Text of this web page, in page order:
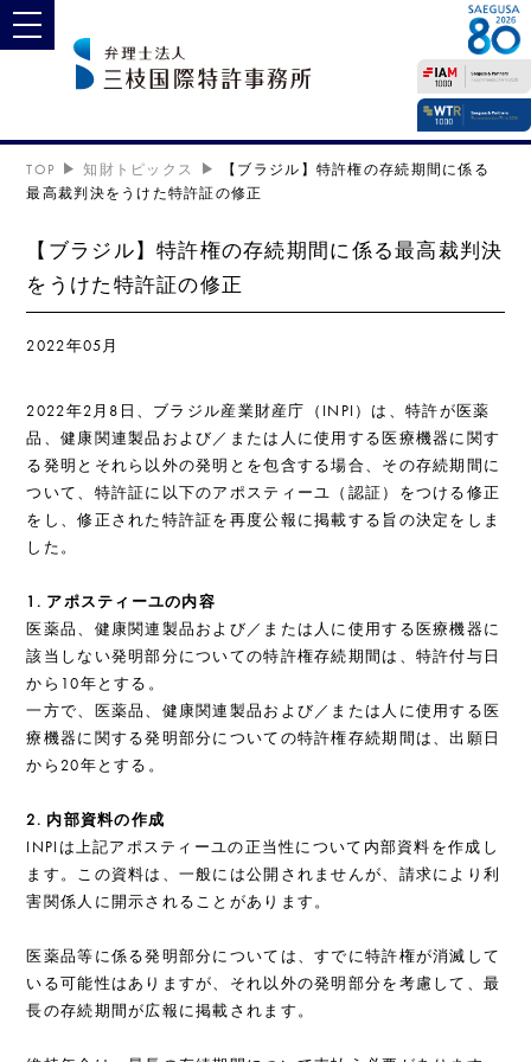
toggle navigation
TOP 知財トピックス
【ブラジル】特許権の存続期間に係る
最高裁判決をうけた特許証の修正
【ブラジル】特許権の存続期間に係る最高裁判決
をうけた特許証の修正
2022年05月
2022年2月8日、ブラジル産業財産庁（INPI）は、特許が医薬
品、健康関連製品および／または人に使用する医療機器に関す
る発明とそれら以外の発明とを包含する場合、その存続期間に
ついて、特許証に以下のアポスティーユ（認証）をつける修正
をし、修正された特許証を再度公報に掲載する旨の決定をしま
した。
1. アポスティーユの内容
医薬品、健康関連製品および／または人に使用する医療機器に
該当しない発明部分についての特許権存続期間は、特許付与日
から10年とする。
一方で、医薬品、健康関連製品および／または人に使用する医
療機器に関する発明部分についての特許権存続期間は、出願日
から20年とする。
2. 内部資料の作成
INPIは上記アポスティーユの正当性について内部資料を作成し
ます。この資料は、一般には公開されませんが、請求により利
害関係人に開示されることがあります。
医薬品等に係る発明部分については、すでに特許権が消滅して
いる可能性はありますが、それ以外の発明部分を考慮して、最
長の存続期間が広報に掲載されます。